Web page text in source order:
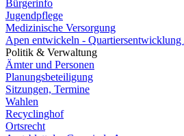
Bürgerinfo
Jugendpflege
Medizinische Versorgung
Apen entwickeln - Quartiersentwicklung
Politik & Verwaltung
Ämter und Personen
Planungsbeteiligung
Sitzungen, Termine
Wahlen
Recyclinghof
Ortsrecht